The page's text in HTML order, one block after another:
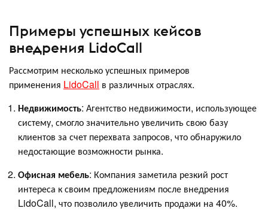
Примеры успешных кейсов
внедрения LidoCall
Рассмотрим несколько успешных примеров
применения LidoCall в различных отраслях.
Недвижимость: Агентство недвижимости, использующее
систему, смогло значительно увеличить свою базу
клиентов за счет перехвата запросов, что обнаружило
недостающие возможности рынка.
Офисная мебель: Компания заметила резкий рост
интереса к своим предложениям после внедрения
LidoCall, что позволило увеличить продажи на 40%.